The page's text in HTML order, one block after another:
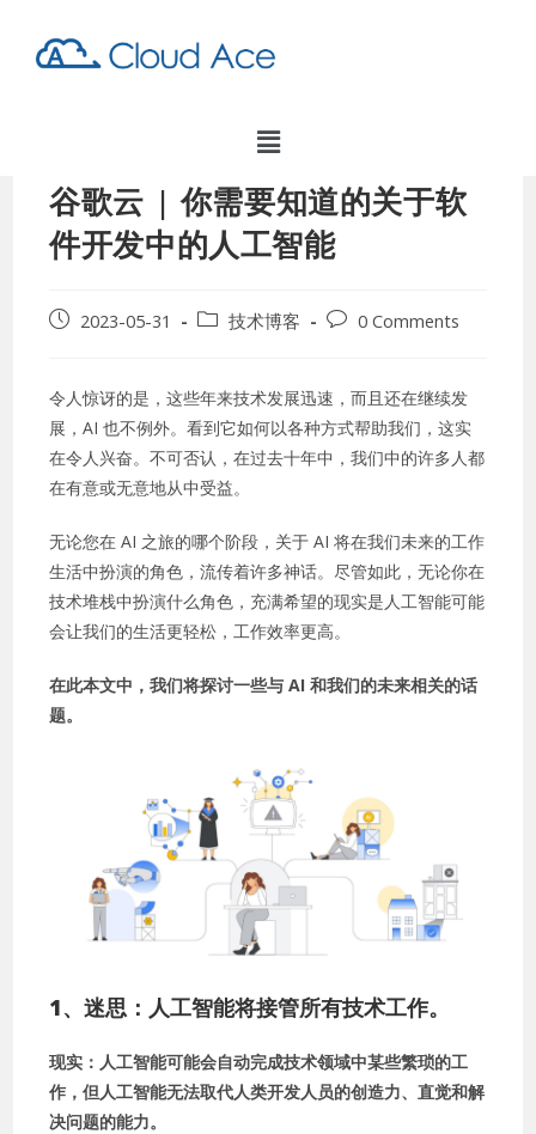
谷歌云 | 你需要知道的关于软
件开发中的人工智能
2023-05-31 技术博客 0 Comments
令人惊讶的是，这些年来技术发展迅速，而且还在继续发
展，AI 也不例外。看到它如何以各种方式帮助我们，这实
在令人兴奋。不可否认，在过去十年中，我们中的许多人都
在有意或无意地从中受益。
无论您在 AI 之旅的哪个阶段，关于 AI 将在我们未来的工作
生活中扮演的角色，流传着许多神话。尽管如此，无论你在
技术堆栈中扮演什么角色，充满希望的现实是人工智能可能
会让我们的生活更轻松，工作效率更高。
在此本文中，我们将探讨一些与 AI 和我们的未来相关的话
题。
1、迷思：人工智能将接管所有技术工作。
现实：人工智能可能会自动完成技术领域中某些繁琐的工
作，但人工智能无法取代人类开发人员的创造力、直觉和解
决问题的能力。